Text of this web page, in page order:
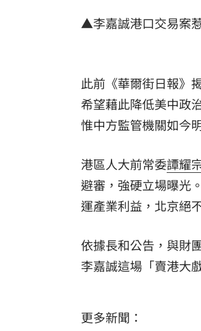
▲李嘉誠港口交易案
此前《華爾街日報》
希望藉此降低美中政
惟中方監管機關如今
港區人大前常委譚耀
避審，強硬立場曝光
運產業利益，北京絕
依據長和公告，與財
李嘉誠這場「賣港大
更多新聞：